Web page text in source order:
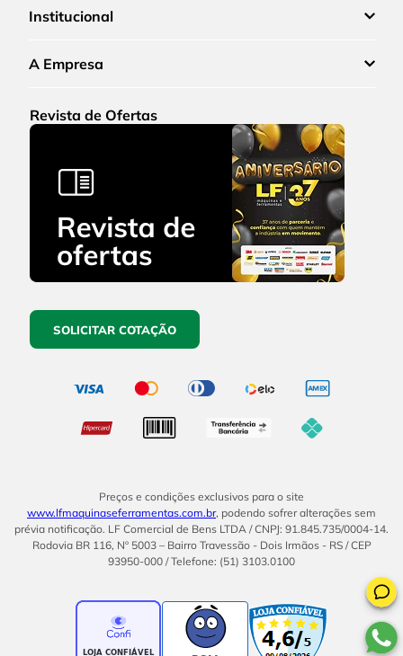
Institucional
A Empresa
Revista de Ofertas
SOLICITAR COTAÇÃO
Preços e condições exclusivos para o site
www.lfmaquinaseferramentas.com.br, podendo sofrer alterações sem
prévia notificação. LF Comercial de Bens LTDA / CNPJ: 91.845.735/0004-14.
Rodovia BR 116, Nº 5003 – Bairro Travessão - Dois Irmãos - RS / CEP
93950-000 / Telefone: (51) 3103.0100